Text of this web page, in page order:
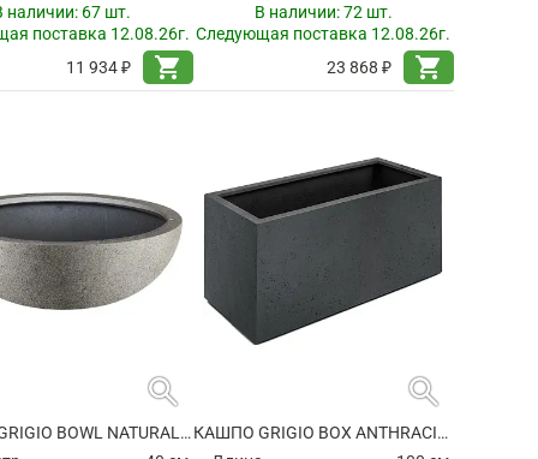
наличии: 67 шт.
поставка 12.08.26г.
11 934 ₽
shopping_cart
В наличии:72 шт.
Следующая поставка 12.08.26г.
23 868 ₽
shopping_cart
search
КАШПО GRIGIO BOWL NATURAL CONCRETE
search
КАШПО GRIGIO BOX ANTHRACITE НА КОЛЕСИКАХ